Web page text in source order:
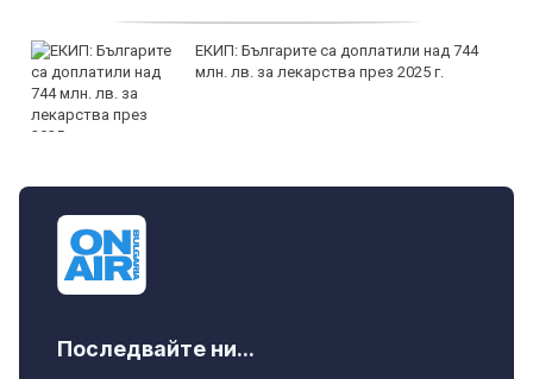
ЕКИП: Българите са доплатили над 744
млн. лв. за лекарства през 2025 г.
Последвайте ни...